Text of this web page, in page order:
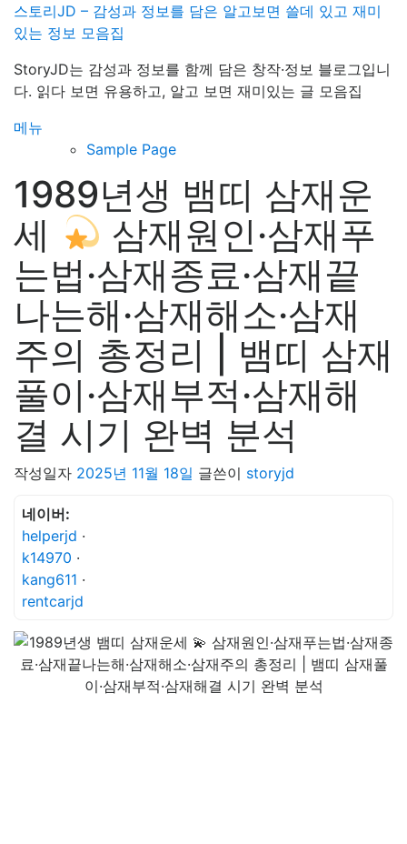
스토리JD – 감성과 정보를 담은 알고보면 쓸데 있고 재미
있는 정보 모음집
StoryJD는 감성과 정보를 함께 담은 창작·정보 블로그입니
다. 읽다 보면 유용하고, 알고 보면 재미있는 글 모음집
메뉴
Sample Page
1989년생 뱀띠 삼재운
세
삼재원인·삼재푸
는법·삼재종료·삼재끝
나는해·삼재해소·삼재
주의 총정리 | 뱀띠 삼재
풀이·삼재부적·삼재해
결 시기 완벽 분석
작성일자 2025년 11월 18일 글쓴이 storyjd
네이버:
helperjd ·
k14970 ·
kang611 ·
rentcarjd